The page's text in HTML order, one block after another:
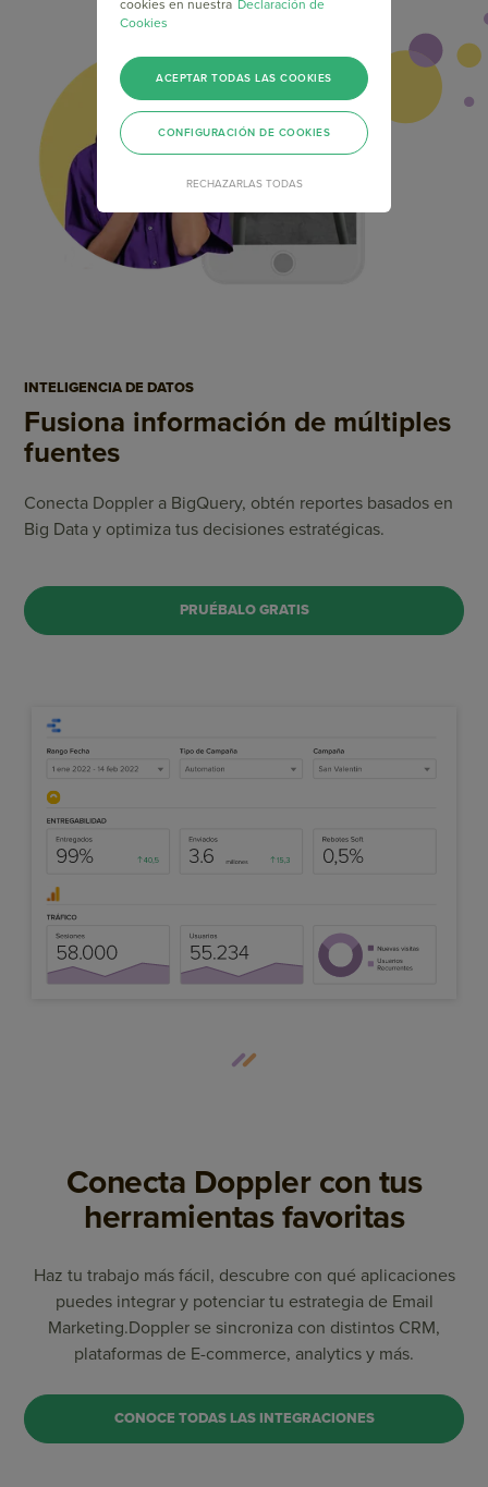
INTELIGENCIA DE DATOS
Fusiona información de múltiples
fuentes
Conecta Doppler a BigQuery, obtén reportes basados en
Big Data y optimiza tus decisiones estratégicas.
PRUÉBALO GRATIS
Conecta Doppler con tus
herramientas favoritas
Haz tu trabajo más fácil, descubre con qué aplicaciones
puedes integrar y potenciar tu estrategia de Email
Marketing.Doppler se sincroniza con distintos CRM,
plataformas de E-commerce, analytics y más.
CONOCE TODAS LAS INTEGRACIONES
cookies en nuestra Declaración de
Cookies
RECHAZARLAS TODAS
ACEPTAR TODAS LAS COOKIES
CONFIGURACIÓN DE COOKIES